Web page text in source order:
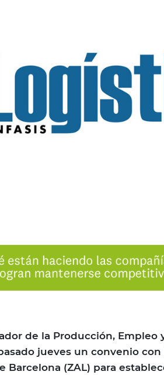
de la Producción, Empleo
jueves un convenio con
Barcelona (ZAL) para